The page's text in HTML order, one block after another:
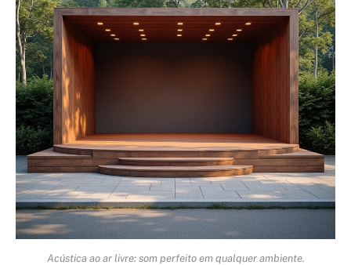
Acústica ao ar livre: som perfeito em qualquer ambiente.